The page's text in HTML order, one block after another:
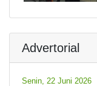
Advertorial
Senin, 22 Juni 2026